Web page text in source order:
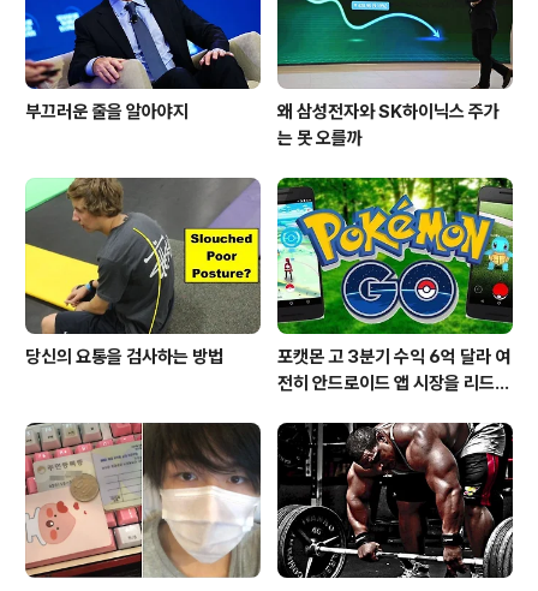
부끄러운 줄을 알아야지
왜 삼성전자와 SK하이닉스 주가
는 못 오를까
당신의 요통을 검사하는 방법
포캣몬 고 3분기 수익 6억 달라 여
전히 안드로이드 앱 시장을 리드